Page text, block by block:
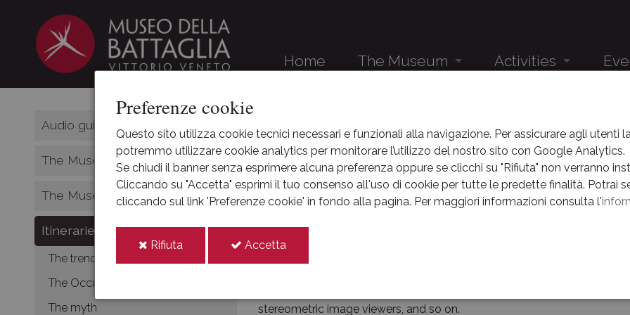
Preferenze cookie
Questo sito utilizza cookie tecnici necessari e funzionali alla navigazione. Per assicurare agli utenti
potremmo utilizzare cookie analytics per monitorare l’utilizzo del nostro sito con Google Analytics.
Se chiudi il banner senza esprimere alcuna preferenza oppure se clicchi su "Rifiuta" non verranno
Cliccando su "Accetta" esprimi il tuo consenso all'uso di cookie per tutte le predette finalità. Potrai
cliccando sul link 'Preferenze cookie' in fondo alla pagina. Per maggiori informazioni consulta l'
Rifiuta Accetta
Home The Museum
The Museum complex
Itineraries
Activities
Eventi
News
Audio guide
The Museum and its history
The Museum complex
Itineraries
The trenches
The Occupation
The myth
Itineraries
The Museum's large exhibition space has been divided into three main
ground floor; "Life during the Occupation" on the first floor, including
legend" on the second floor.
The Museum's on-site multimedia laboratory, situated in the
within the route of the museum tour. It features themed educational
stereometric image viewers, and so on.